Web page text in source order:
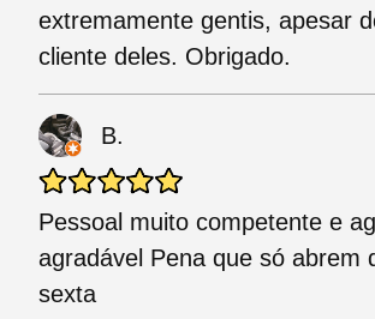
extremamente gentis, apesar
cliente deles. Obrigado.
B.
Pessoal muito competente e
agradável Pena que só abrem
sexta